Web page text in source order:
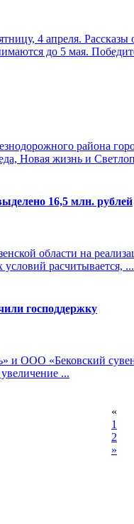
4 апреля.
до 5 мая.
района
Новая жизнь и
16,5 млн. рублей
области на
расчитывается, ...
господдержку
ООО «Бековский
...
«
1
2
»